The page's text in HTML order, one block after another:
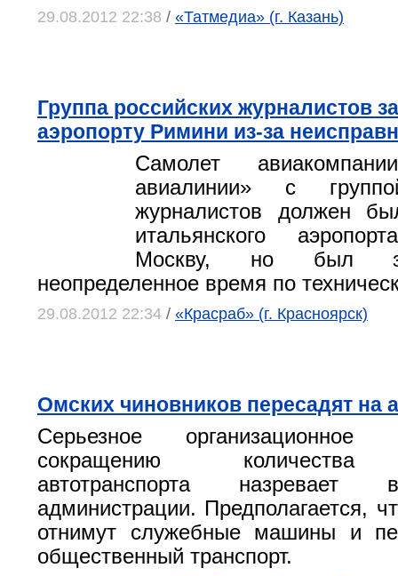
29.08.2012 22:38 / «Татмедиа» (г. Казань)
Группа российских журналистов
аэропорту Римини из-за
Самолет
авиалинии» с
журналистов должен
итальянского
Москву, но был
неопределенное время по
29.08.2012 22:34 / «Красраб» (г. Красноярск)
Омских чиновников пересадят на
Серьезное
сокращению количества
автотранспорта назревает
администрации. Предполагается,
отнимут служебные машины и
общественный транспорт.